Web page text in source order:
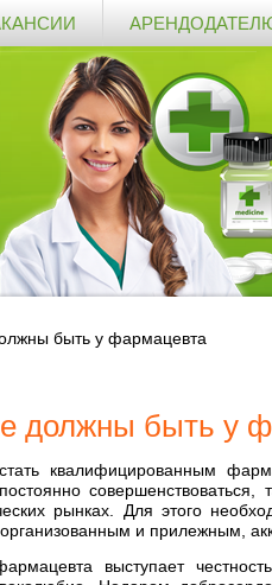
быть у фармацевта
должны быть у
квалифицированным
совершенствоваться,
рынках. Для этого
и прилежным,
выступает